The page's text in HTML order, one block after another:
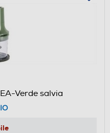
Verde salvia